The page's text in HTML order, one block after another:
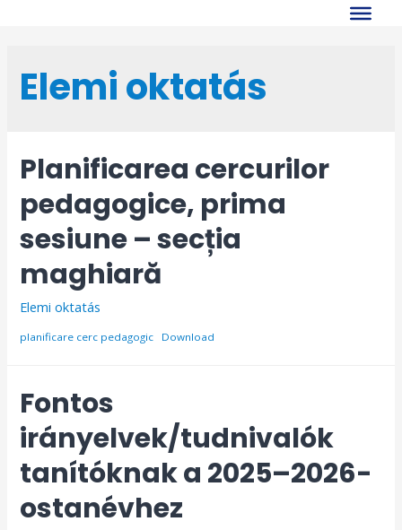
Elemi oktatás
Planificarea cercurilor
pedagogice, prima
sesiune – secția
maghiară
Elemi oktatás
planificare cerc pedagogic Download
Fontos
irányelvek/tudnivalók
tanítóknak a 2025–2026-
ostanévhez